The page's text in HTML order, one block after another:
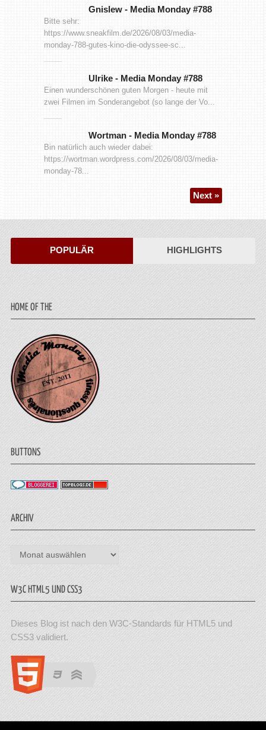
Gnislew - Media Monday #788
Bitte sehr:
https://www.sneakfilm.de/2026/08/03/media-
monday-788-gutes-kino-die-odyssee-sc...
Ulrike - Media Monday #788
Einen wunderschönen guten Morgen - heute mit
zwei Filmen im Sonderangebot (so lange der Vo...
Wortman - Media Monday #788
Bin natürlich auch wieder dabei:
https://wortman.wordpress.com/2026/08/03/media-
monday-78...
Next »
POPULÄR HIGHLIGHTS
HOME OF THE
BUTTONS
ARCHIV
Archiv
W3C HTML5 UND CSS3
Dieses Blog ist nach den W3C-Standards für HTML5 und
CSS3 validiert.